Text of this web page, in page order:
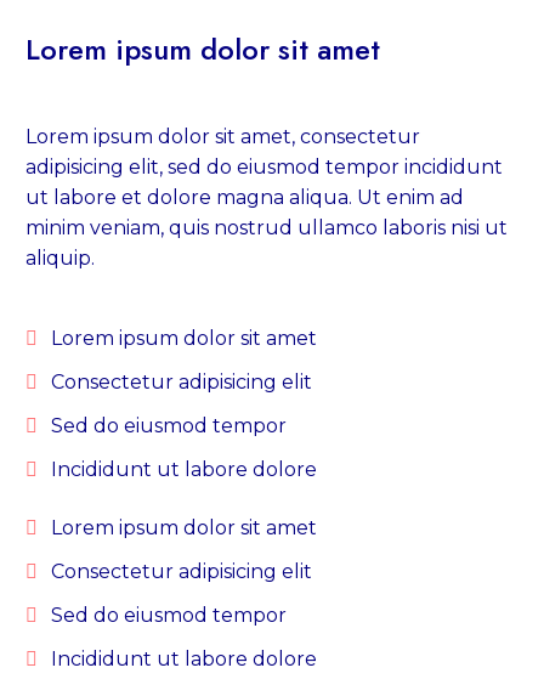
Lorem ipsum dolor sit amet
Lorem ipsum dolor sit amet, consectetur
adipisicing elit, sed do eiusmod tempor incididunt
ut labore et dolore magna aliqua. Ut enim ad
minim veniam, quis nostrud ullamco laboris nisi ut
aliquip.
Lorem ipsum dolor sit amet
Сonsectetur adipisicing elit
Sed do eiusmod tempor
Incididunt ut labore dolore
Lorem ipsum dolor sit amet
Сonsectetur adipisicing elit
Sed do eiusmod tempor
Incididunt ut labore dolore